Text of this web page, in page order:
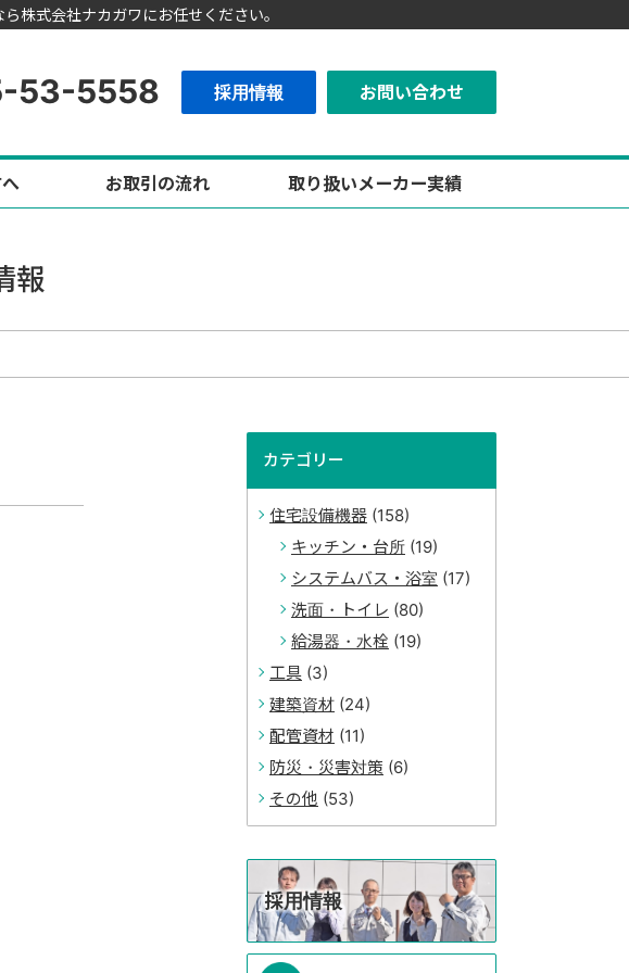
株式会社ナカガワにお任せください。
53-5558 採用情報 お問い合わせ
お取引の流れ 取り扱いメーカー実績
報
カテゴリー
住宅設備機器 (158)
キッチン・台所 (19)
システムバス・浴室 (17)
洗面・トイレ (80)
給湯器・水栓 (19)
工具 (3)
建築資材 (24)
配管資材 (11)
防災・災害対策 (6)
その他 (53)
採用情報